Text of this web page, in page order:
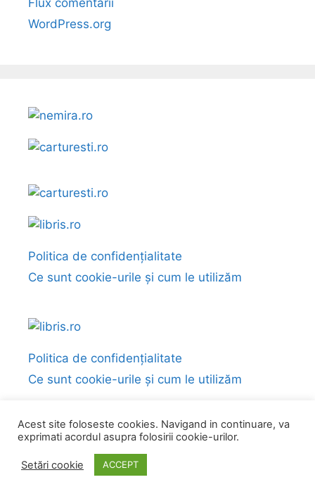
WordPress.org
Politica de confidențialitate
Ce sunt cookie-urile și cum le utilizăm
Politica de confidențialitate
Ce sunt cookie-urile și cum le utilizăm
© 2026 Fragmente și citate din cărți• Construit cu
GeneratePress
Acest site foloseste cookies. Navigand in continuare, va
exprimati acordul asupra folosirii cookie-urilor.
Setări cookie ACCEPT